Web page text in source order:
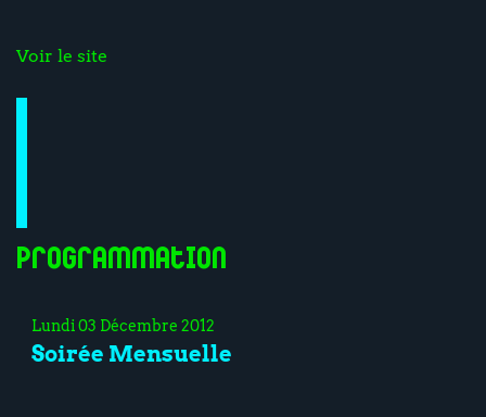
Voir le site
Programmation
Lundi 03 Décembre 2012
Soirée Mensuelle